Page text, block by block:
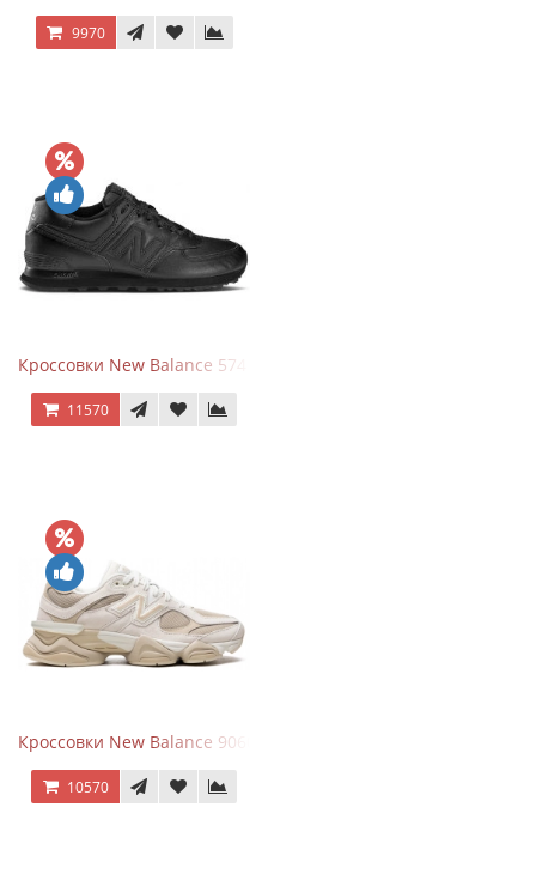
9970
Кроссовки New Balance 574 Triple Black Leather
11570
Кроссовки New Balance 9060 Beige White
10570